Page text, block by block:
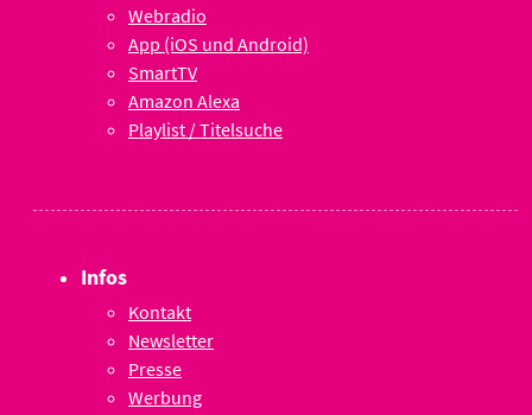
Webradio
App (iOS und Android)
SmartTV
Amazon Alexa
Playlist / Titelsuche
Infos
Kontakt
Newsletter
Presse
Werbung